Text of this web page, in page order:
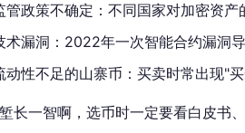
管政策不确定：不同国家对加密资产
术漏洞：2022年一次智能合约漏洞
动性不足的山寨币：买卖时常出现"
长一智啊，选币时一定要看白皮书